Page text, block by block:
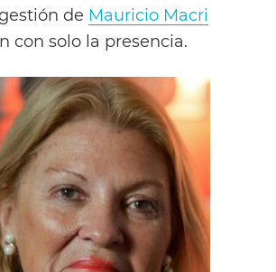
de Mauricio Macri
con solo la presencia.